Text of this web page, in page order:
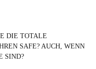
DIE TOTALE
SAFE? AUCH, WENN